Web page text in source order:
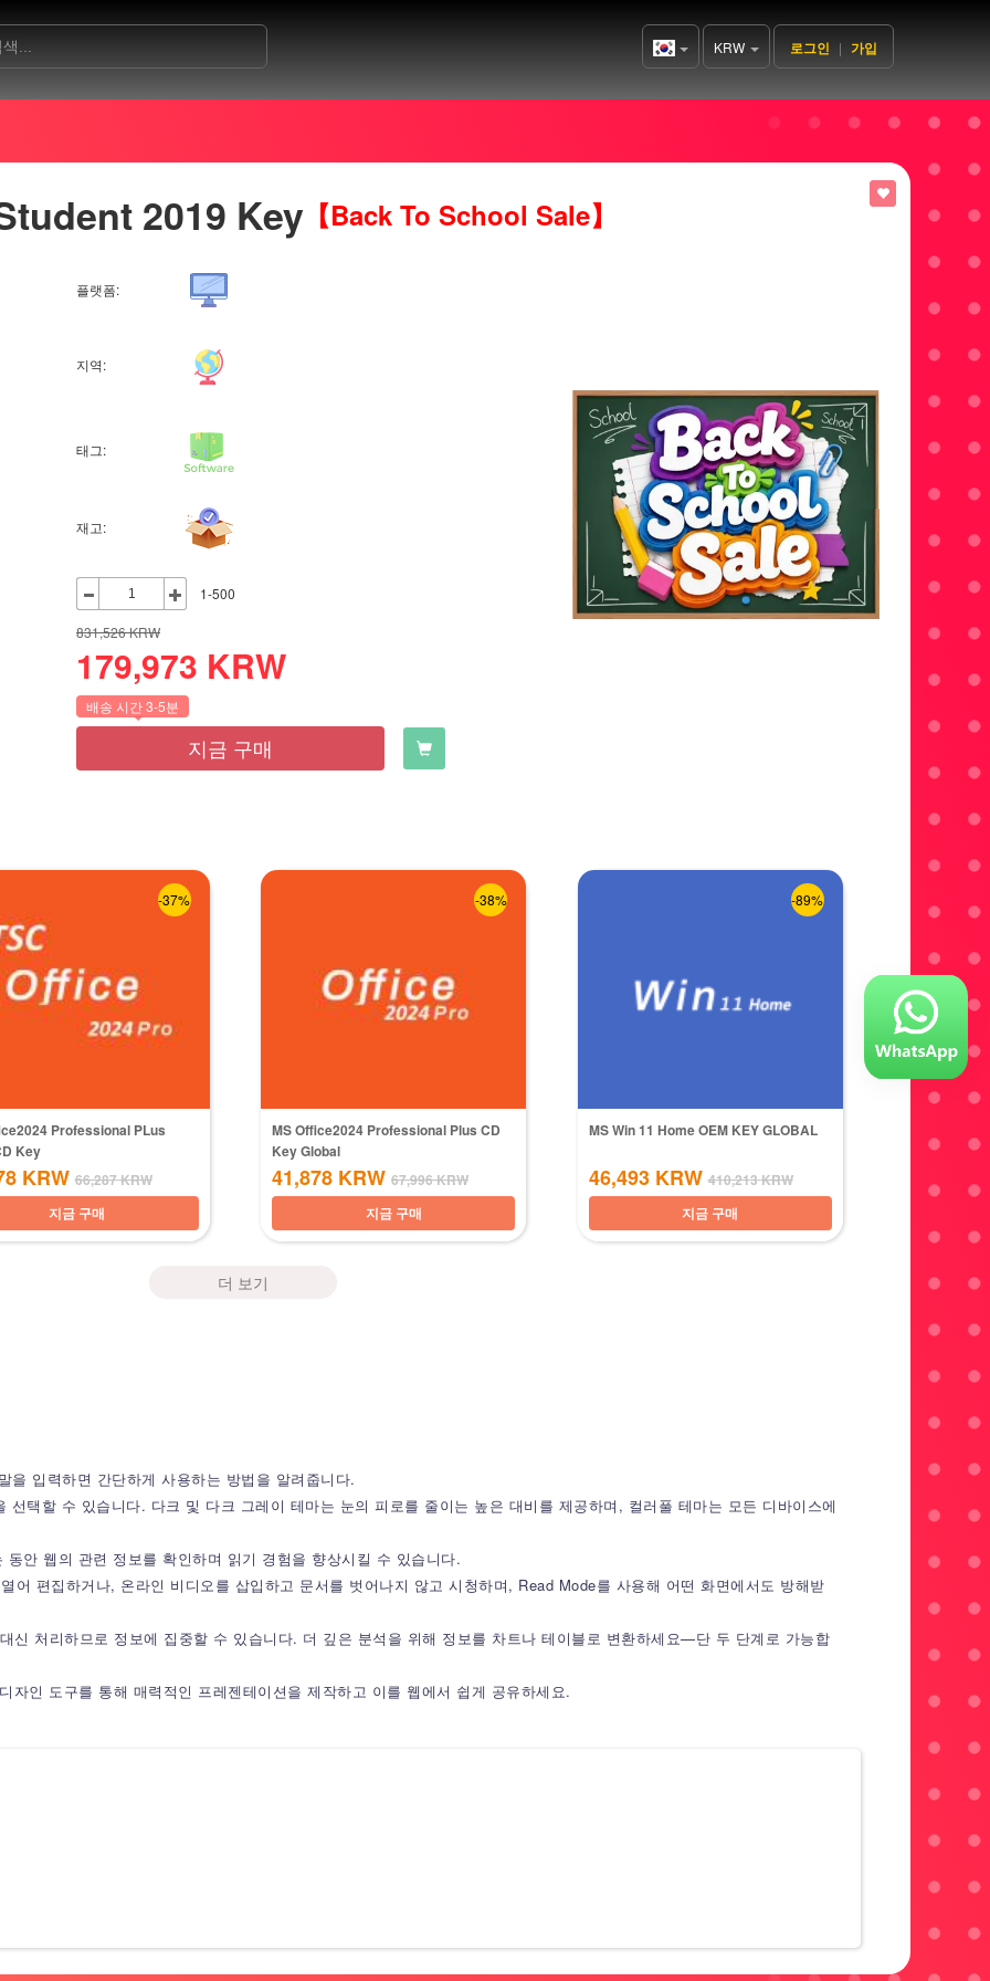
Korea(한
국어)
KRW 로그인 | 가입
2019 Key 【Back To School Sale】
플랫폼:
지역:
태그:
재고:
1-500
179,973 KRW
831,526KRW
배송 시간 3-5분
지금 구매
-37%
Professional PLus
Key
KRW 66,287KRW
지금 구매
-38%
MS Office2024 Professional Plus CD
Key Global
41,878 KRW 67,996KRW
지금 구매
-89%
MS Win 11 Home OEM KEY GLOBAL
46,493 KRW 410,213KRW
지금 구매
더 보기
입력하면 간단하게 사용하는 방법을 알려줍니다.
택할 수 있습니다. 다크 및 다크 그레이 테마는 눈의 피로를 줄이는 높은 대비를 제공하며, 컬러풀 테마는 모든 디바이스에
안 웹의 관련 정보를 확인하며 읽기 경험을 향상시킬 수 있습니다.
어 편집하거나, 온라인 비디오를 삽입하고 문서를 벗어나지 않고 시청하며, Read Mode를 사용해 어떤 화면에서도 방해받
신 처리하므로 정보에 집중할 수 있습니다. 더 깊은 분석을 위해 정보를 차트나 테이블로 변환하세요—단 두 단계로 가능합
인 도구를 통해 매력적인 프레젠테이션을 제작하고 이를 웹에서 쉽게 공유하세요.